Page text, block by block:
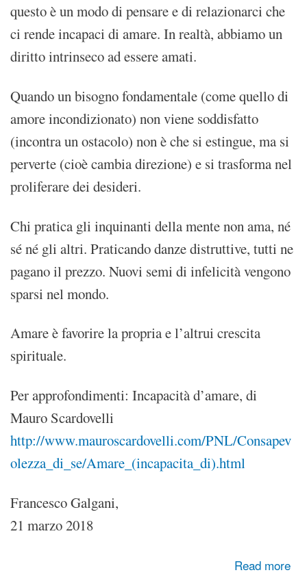
questo è un modo di pensare e di relazionarci che
ci rende incapaci di amare. In realtà, abbiamo un
diritto intrinseco ad essere amati.
Quando un bisogno fondamentale (come quello di
amore incondizionato) non viene soddisfatto
(incontra un ostacolo) non è che si estingue, ma si
perverte (cioè cambia direzione) e si trasforma nel
proliferare dei desideri.
Chi pratica gli inquinanti della mente non ama, né
sé né gli altri. Praticando danze distruttive, tutti ne
pagano il prezzo. Nuovi semi di infelicità vengono
sparsi nel mondo.
Amare è favorire la propria e l’altrui crescita
spirituale.
Per approfondimenti: Incapacità d’amare, di
Mauro Scardovelli
http://www.mauroscardovelli.com/PNL/Consapev
olezza_di_se/Amare_(incapacita_di).html
Francesco Galgani,
21 marzo 2018
Read more